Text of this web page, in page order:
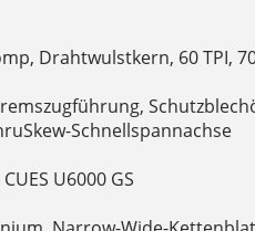
Drahtwulstkern, 60 TPI,
Schnellspannachse
U6000 GS